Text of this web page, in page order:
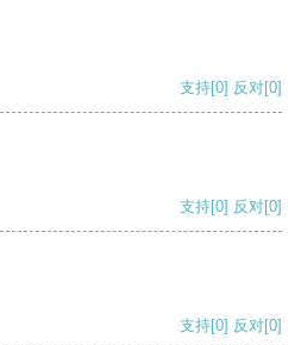
支持[0] 反对[0]
支持[0] 反对[0]
支持[0] 反对[0]